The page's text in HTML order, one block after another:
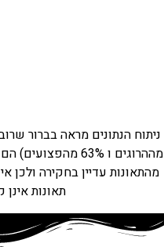
מההרוגים ו 63%
מהתאונות עדיין בחקירה ולכן
תאונות